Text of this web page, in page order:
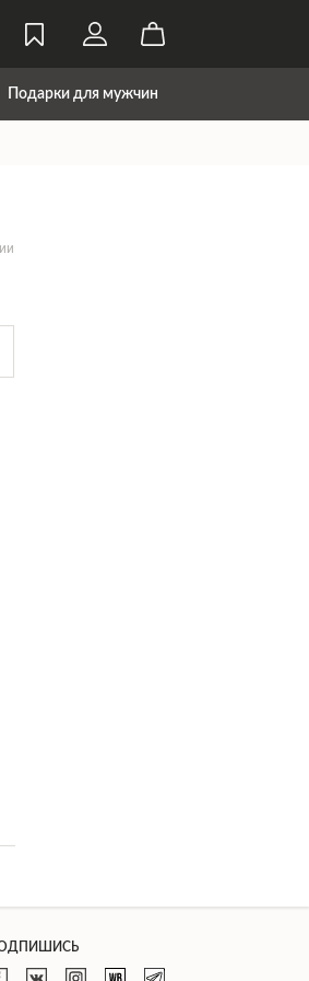
Подарки для мужчин